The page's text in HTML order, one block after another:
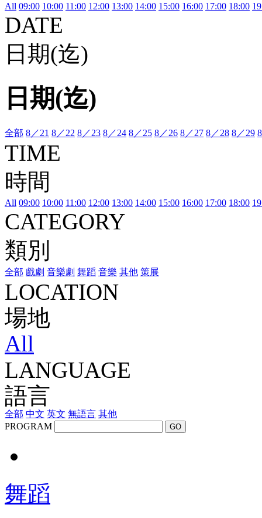
All 09:00 10:00 11:00 12:00 13:00 14:00 15:00 16:00 17:00 18:00
DATE
日期(迄)
日期(迄)
全部 8／21 8／22 8／23 8／24 8／25 8／26 8／27 8／28 8／29
TIME
時間
All 09:00 10:00 11:00 12:00 13:00 14:00 15:00 16:00 17:00 18:00
CATEGORY
類別
全部 戲劇 音樂劇 舞蹈 音樂 其他 策展
LOCATION
場地
All
LANGUAGE
語言
全部 中文 英文 無語言 其他
PROGRAM
GO
舞蹈